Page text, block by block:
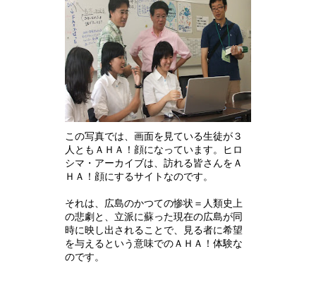
この写真では、画面を見ている生徒が３
人ともＡＨＡ！顔になっています。ヒロ
シマ・アーカイブは、訪れる皆さんをＡ
ＨＡ！顔にするサイトなのです。
それは、広島のかつての惨状＝人類史上
の悲劇と、立派に蘇った現在の広島が同
時に映し出されることで、見る者に希望
を与えるという意味でのＡＨＡ！体験な
のです。